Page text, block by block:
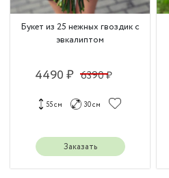
Букет из 25 нежных гвоздик с
эвкалиптом
4490 ₽ 6390 ₽
55 см 30 см
Заказать